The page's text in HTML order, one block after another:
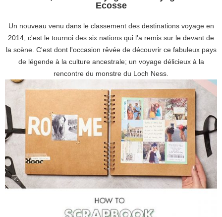
Ecosse
Un nouveau venu dans le classement des destinations voyage en
2014, c'est le tournoi des six nations qui l'a remis sur le devant de
la scène. C'est dont l'occasion rêvée de découvrir ce fabuleux pays
de légende à la culture ancestrale; un voyage délicieux à la
rencontre du monstre du Loch Ness.